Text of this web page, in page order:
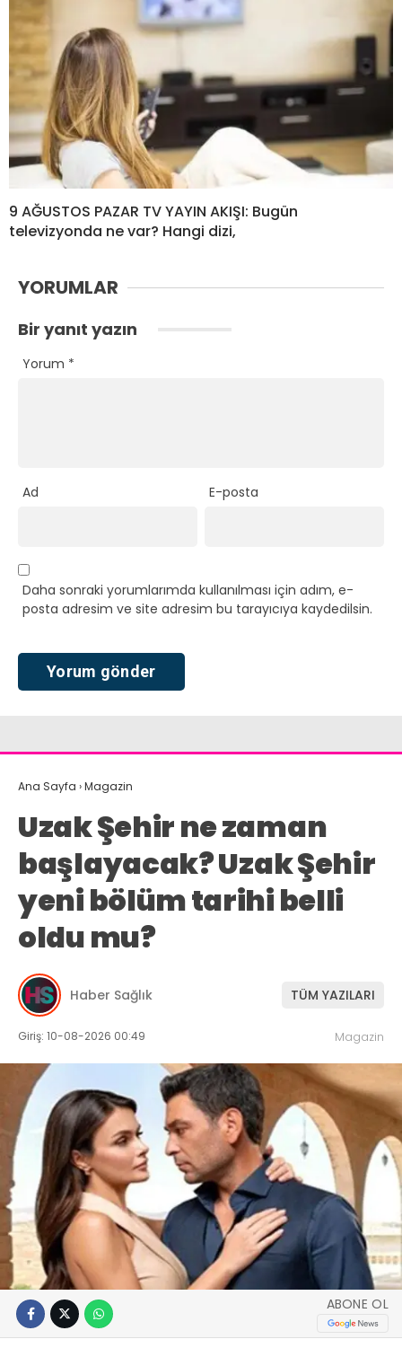
9 AĞUSTOS PAZAR TV YAYIN AKIŞI: Bugün
televizyonda ne var? Hangi dizi,
YORUMLAR
Bir yanıt yazın
Yorum *
Ad E-posta
Daha sonraki yorumlarımda kullanılması için adım, e-
posta adresim ve site adresim bu tarayıcıya kaydedilsin.
Ana Sayfa ›Magazin
Uzak Şehir ne zaman
başlayacak? Uzak Şehir
yeni bölüm tarihi belli
oldu mu?
Haber Sağlık TÜM YAZILARI
Giriş: 10-08-2026 00:49 Magazin
ABONE OL